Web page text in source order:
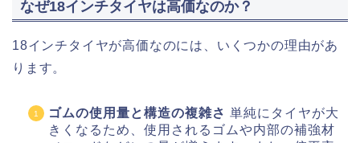
なぜ18インチタイヤは高価なのか？
18インチタイヤが高価なのには、いくつかの理由があ
ります。
ゴムの使用量と構造の複雑さ 単純にタイヤが大
きくなるため、使用されるゴムや内部の補強材